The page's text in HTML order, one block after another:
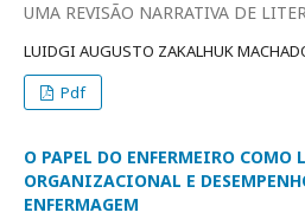
UMA REVISÃO NARRATIVA DE
LUIDGI AUGUSTO ZAKALHUK
Pdf
O PAPEL DO ENFERMEIRO COMO
ORGANIZACIONAL E
ENFERMAGEM